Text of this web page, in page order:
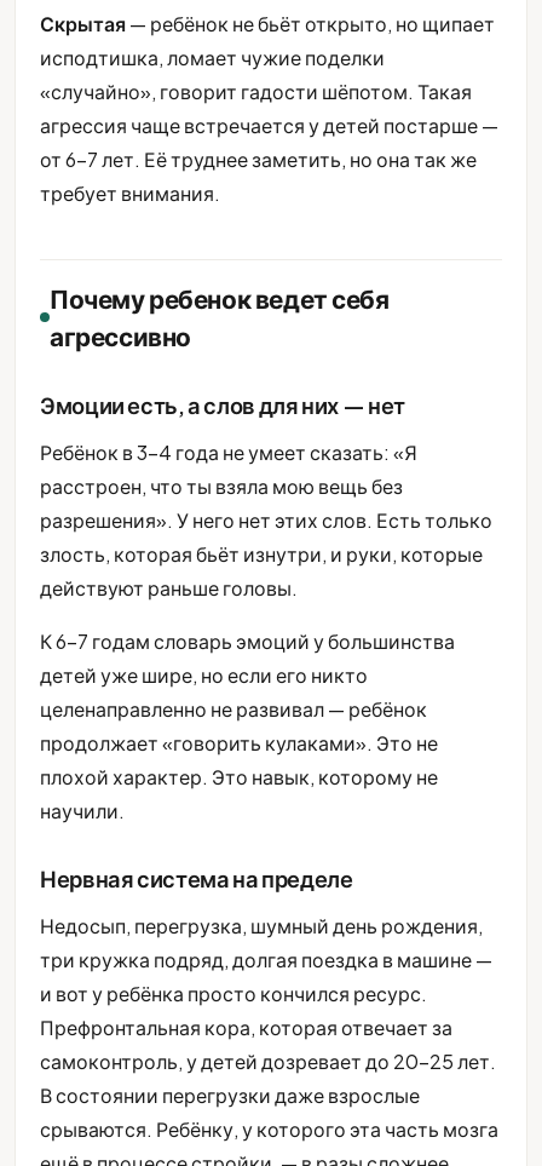
Скрытая— ребёнок не бьёт открыто, но щипает
исподтишка, ломает чужие поделки
«случайно», говорит гадости шёпотом. Такая
агрессия чаще встречается у детей постарше —
от 6-7 лет. Её труднее заметить, но она так же
требует внимания.
Почему ребенок ведет себя
агрессивно
Эмоции есть, а слов для них — нет
Ребёнок в 3-4 года не умеет сказать: «Я
расстроен, что ты взяла мою вещь без
разрешения». У него нет этих слов. Есть только
злость, которая бьёт изнутри, и руки, которые
действуют раньше головы.
К 6-7 годам словарь эмоций у большинства
детей уже шире, но если его никто
целенаправленно не развивал — ребёнок
продолжает «говорить кулаками». Это не
плохой характер. Это навык, которому не
научили.
Нервная система на пределе
Недосып, перегрузка, шумный день рождения,
три кружка подряд, долгая поездка в машине —
и вот у ребёнка просто кончился ресурс.
Префронтальная кора, которая отвечает за
самоконтроль, у детей дозревает до 20-25 лет.
В состоянии перегрузки даже взрослые
срываются. Ребёнку, у которого эта часть мозга